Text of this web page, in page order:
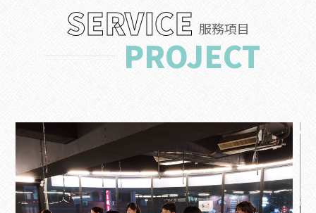
SERVICE 服務項目
PROJECT